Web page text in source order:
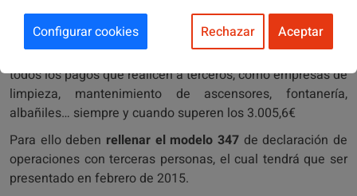
A partir delpróximo mes de enerolas comunidades de
propietarios tendrán que declarar a la Agencia Tributaria
todos los pagos que realicen a terceros, como empresas de
limpieza, mantenimiento de ascensores, fontanería,
albañiles… siempre y cuando superen los 3.005,6€
Para ello deben rellenar el modelo 347 de declaración de
operaciones con terceras personas, el cual tendrá que ser
presentado en febrero de 2015.
Configurar cookies Rechazar Aceptar